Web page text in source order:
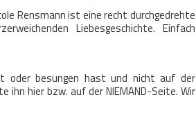
Rensmann ist eine recht durchgedrehte
Liebesgeschichte. Einfach
oder besungen hast und nicht auf der
hier bzw. auf der NIEMAND-Seite. Wir